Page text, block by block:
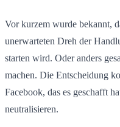
Vor kurzem wurde bekannt,
unerwarteten Dreh der
starten wird. Oder anders
machen. Die Entscheidung
Facebook, das es geschafft
neutralisieren.